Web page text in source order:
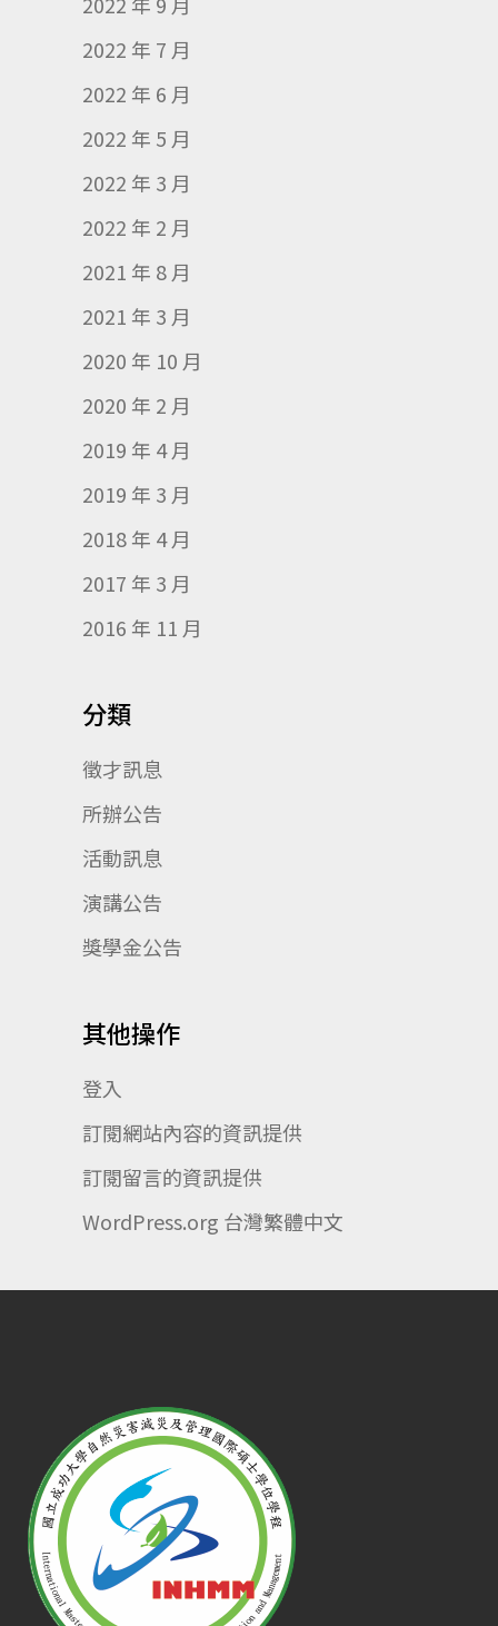
2022 年 7 月
2022 年 6 月
2022 年 5 月
2022 年 3 月
2022 年 2 月
2021 年 8 月
2021 年 3 月
2020 年 10 月
2020 年 2 月
2019 年 4 月
2019 年 3 月
2018 年 4 月
2017 年 3 月
2016 年 11 月
分類
徵才訊息
所辦公告
活動訊息
演講公告
獎學金公告
其他操作
登入
訂閱網站內容的資訊提供
訂閱留言的資訊提供
WordPress.org 台灣繁體中文